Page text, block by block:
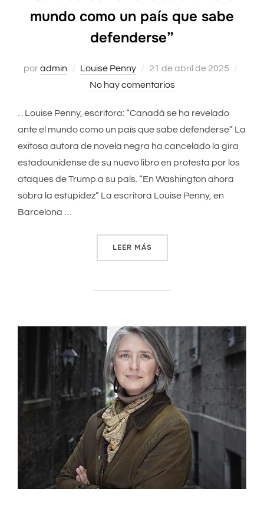
mundo como un país que sabe
defenderse”
poradmin Louise Penny
Publicado
el
21 de abril de 2025
No hay comentarios
. . Louise Penny, escritora: “Canadá se ha revelado
ante el mundo como un país que sabe defenderse” La
exitosa autora de novela negra ha cancelado la gira
estadounidense de su nuevo libro en protesta por los
ataques de Trump a su país. “En Washington ahora
sobra la estupidez” La escritora Louise Penny, en
Barcelona …
LEER MÁS